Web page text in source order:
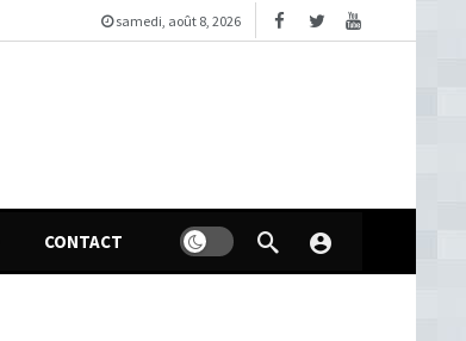
samedi, août 8, 2026
CONTACT